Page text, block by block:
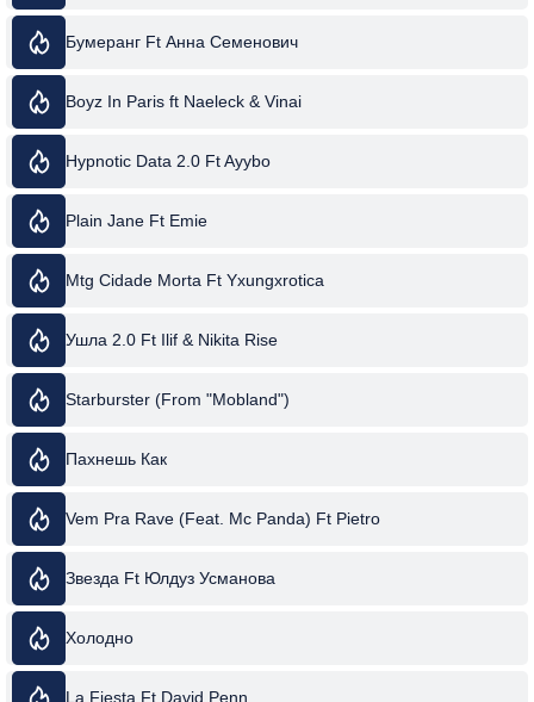
Бумеранг Ft Анна Семенович
Boyz In Paris ft Naeleck & Vinai
Hypnotic Data 2.0 Ft Ayybo
Plain Jane Ft Emie
Mtg Cidade Morta Ft Yxungxrotica
Ушла 2.0 Ft Ilif & Nikita Rise
Starburster (From "Mobland")
Пахнешь Как
Vem Pra Rave (Feat. Mc Panda) Ft Pietro
Звезда Ft Юлдуз Усманова
Холодно
La Fiesta Ft David Penn